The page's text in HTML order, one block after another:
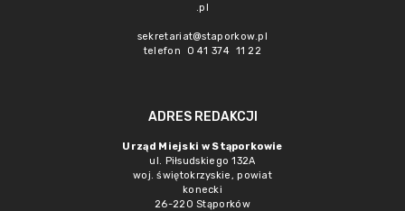
.pl
sekretariat@staporkow.pl
telefon 0 41 374 11 22
ADRES REDAKCJI
Urząd Miejski w Stąporkowie
ul. Piłsudskiego 132A
woj. świętokrzyskie, powiat
konecki
26-220 Stąporków